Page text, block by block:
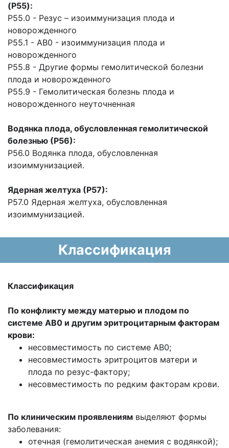
(P55):
P55.0 - Резус – изоиммунизация плода и
новорожденного
P55.1 - АВ0 - изоиммунизация плода и
новорожденного
P55.8 - Другие формы гемолитической болезни
плода и новорожденного
P55.9 - Гемолитическая болезнь плода и
новорожденного неуточненная
Водянка плода, обусловленная гемолитической
болезнью (Р56):
Р56.0 Водянка плода, обусловленная
изоиммунизацией.
Ядерная желтуха (Р57):
Р57.0 Ядерная желтуха, обусловленная
изоиммунизацией.
Классификация
Классификация
По конфликту между матерью и плодом по
системе АВ0 и другим эритроцитарным факторам
крови:
несовместимость по системе АВ0;
несовместимость эритроцитов матери и
плода по резус-фактору;
несовместимость по редким факторам крови.
По клиническим проявлениям выделяют формы
заболевания:
отечная (гемолитическая анемия с водянкой);